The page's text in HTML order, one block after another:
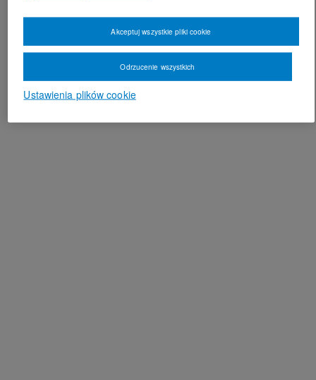
Ustawienia plików cookie
Odrzucenie wszystkich
Akceptuj wszystkie pliki cookie